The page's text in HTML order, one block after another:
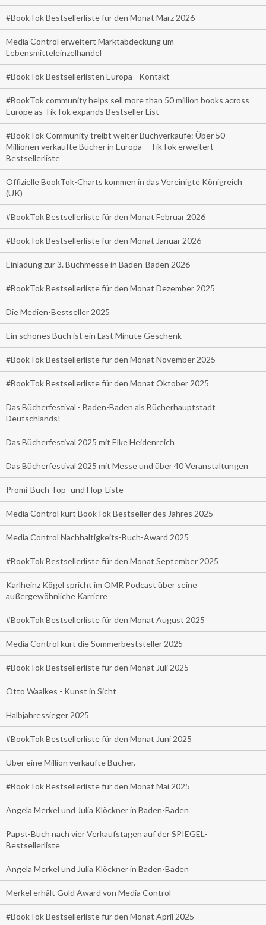
#BookTok Bestsellerliste für den Monat März 2026
Media Control erweitert Marktabdeckung um
Lebensmitteleinzelhandel
#BookTok Bestsellerlisten Europa - Kontakt
#BookTok community helps sell more than 50 million books across
Europe as TikTok expands Bestseller List
#BookTok Community treibt weiter Buchverkäufe: Über 50
Millionen verkaufte Bücher in Europa – TikTok erweitert
Bestsellerliste
Offizielle BookTok-Charts kommen in das Vereinigte Königreich
(UK)
#BookTok Bestsellerliste für den Monat Februar 2026
#BookTok Bestsellerliste für den Monat Januar 2026
Einladung zur 3. Buchmesse in Baden-Baden 2026
#BookTok Bestsellerliste für den Monat Dezember 2025
Die Medien-Bestseller 2025
Ein schönes Buch ist ein Last Minute Geschenk
#BookTok Bestsellerliste für den Monat November 2025
#BookTok Bestsellerliste für den Monat Oktober 2025
Das Bücherfestival - Baden-Baden als Bücherhauptstadt
Deutschlands!
Das Bücherfestival 2025 mit Elke Heidenreich
Das Bücherfestival 2025 mit Messe und über 40 Veranstaltungen
Promi-Buch Top- und Flop-Liste
Media Control kürt BookTok Bestseller des Jahres 2025
Media Control Nachhaltigkeits-Buch-Award 2025
#BookTok Bestsellerliste für den Monat September 2025
Karlheinz Kögel spricht im OMR Podcast über seine
außergewöhnliche Karriere
#BookTok Bestsellerliste für den Monat August 2025
Media Control kürt die Sommerbeststeller 2025
#BookTok Bestsellerliste für den Monat Juli 2025
Otto Waalkes - Kunst in Sicht
Halbjahressieger 2025
#BookTok Bestsellerliste für den Monat Juni 2025
Über eine Million verkaufte Bücher.
#BookTok Bestsellerliste für den Monat Mai 2025
Angela Merkel und Julia Klöckner in Baden-Baden
Papst-Buch nach vier Verkaufstagen auf der SPIEGEL-
Bestsellerliste
Angela Merkel und Julia Klöckner in Baden-Baden
Merkel erhält Gold Award von Media Control
#BookTok Bestsellerliste für den Monat April 2025